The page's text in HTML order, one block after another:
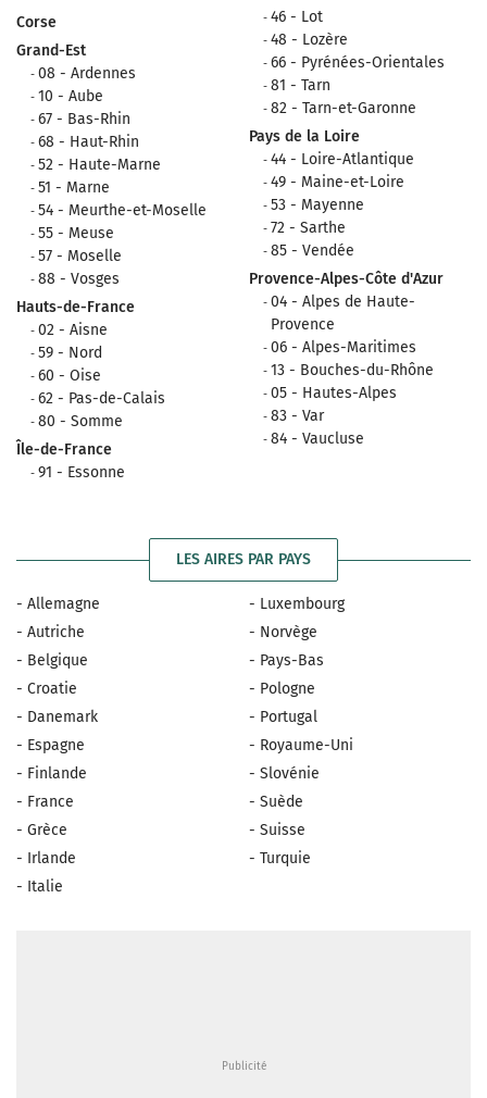
Corse
Grand-Est
08 - Ardennes
10 - Aube
67 - Bas-Rhin
68 - Haut-Rhin
52 - Haute-Marne
51 - Marne
54 - Meurthe-et-Moselle
55 - Meuse
57 - Moselle
88 - Vosges
Hauts-de-France
02 - Aisne
59 - Nord
60 - Oise
62 - Pas-de-Calais
80 - Somme
Île-de-France
91 - Essonne
46 - Lot
48 - Lozère
66 - Pyrénées-Orientales
81 - Tarn
82 - Tarn-et-Garonne
Pays de la Loire
44 - Loire-Atlantique
49 - Maine-et-Loire
53 - Mayenne
72 - Sarthe
85 - Vendée
Provence-Alpes-Côte d'Azur
04 - Alpes de Haute-
Provence
06 - Alpes-Maritimes
13 - Bouches-du-Rhône
05 - Hautes-Alpes
83 - Var
84 - Vaucluse
LES AIRES PAR PAYS
- Allemagne
- Autriche
- Belgique
- Croatie
- Danemark
- Espagne
- Finlande
- France
- Grèce
- Irlande
- Italie
- Luxembourg
- Norvège
- Pays-Bas
- Pologne
- Portugal
- Royaume-Uni
- Slovénie
- Suède
- Suisse
- Turquie